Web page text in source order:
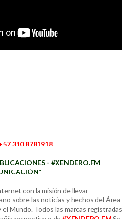
310 8781918
- #XENDERO.FM
con la misión de llevar
sobre las noticias y hechos del Área
Mundo. Todos las marcas registradas